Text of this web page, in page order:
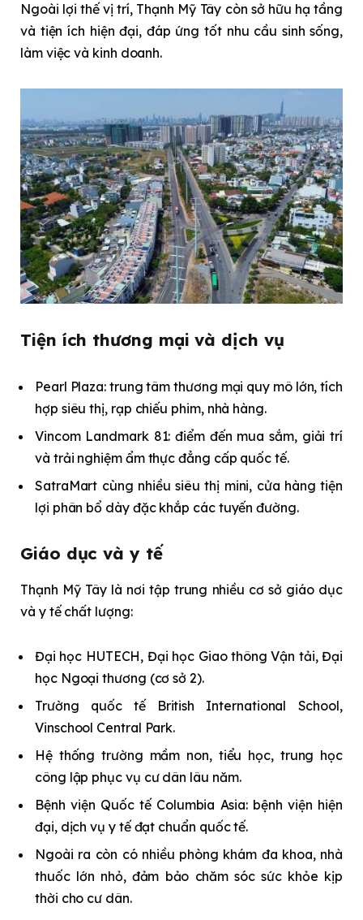
Ngoài lợi thế vị trí, Thạnh Mỹ Tây còn sở hữu hạ tầng
và tiện ích hiện đại, đáp ứng tốt nhu cầu sinh sống,
làm việc và kinh doanh.
Tiện ích thương mại và dịch vụ
Pearl Plaza: trung tâm thương mại quy mô lớn, tích
hợp siêu thị, rạp chiếu phim, nhà hàng.
Vincom Landmark 81: điểm đến mua sắm, giải trí
và trải nghiệm ẩm thực đẳng cấp quốc tế.
SatraMart cùng nhiều siêu thị mini, cửa hàng tiện
lợi phân bổ dày đặc khắp các tuyến đường.
Giáo dục và y tế
Thạnh Mỹ Tây là nơi tập trung nhiều cơ sở giáo dục
và y tế chất lượng:
Đại học HUTECH, Đại học Giao thông Vận tải, Đại
học Ngoại thương (cơ sở 2).
Trường quốc tế British International School,
Vinschool Central Park.
Hệ thống trường mầm non, tiểu học, trung học
công lập phục vụ cư dân lâu năm.
Bệnh viện Quốc tế Columbia Asia: bệnh viện hiện
đại, dịch vụ y tế đạt chuẩn quốc tế.
Ngoài ra còn có nhiều phòng khám đa khoa, nhà
thuốc lớn nhỏ, đảm bảo chăm sóc sức khỏe kịp
thời cho cư dân.